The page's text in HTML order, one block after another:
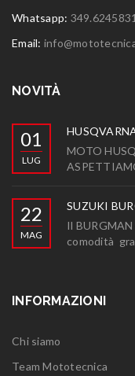
Whatsapp: 349.6245831
Email:
NOVITÀ
01
LUG
MOTO
22
MAG
SUZUKI
Il
comodità
INFORMAZIONI
Chi siamo
Team Mototecnica